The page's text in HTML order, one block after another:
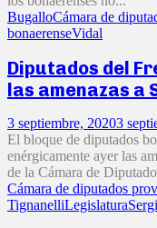
BugalloCámara de
bonaerenseVidal
Diputados del
las amenazas a
3 septiembre, 20203
El bloque de diputados
enérgicamente ayer las
de la Cámara de
Cámara de diputados
TignanelliLegislatura